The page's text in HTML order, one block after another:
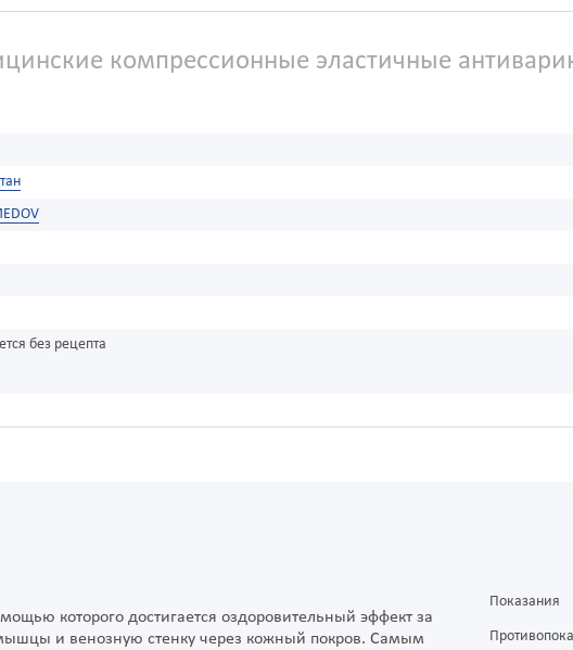
компрессионные эластичные
без рецепта
которого достигается оздоровительный эффект за
и венозную стенку через кожный покров. Самым
Показания